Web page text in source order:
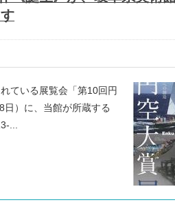
ている展覧会「第10回円
）に、当館が所蔵する
...